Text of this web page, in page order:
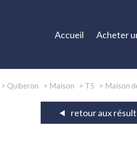
Accueil Acheter
Quiberon Maison T5 Maison
retour aux